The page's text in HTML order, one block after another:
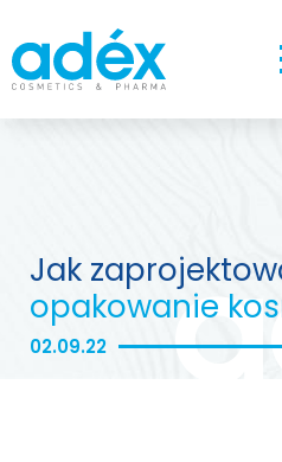
Jak
opakowanie
02.09.22